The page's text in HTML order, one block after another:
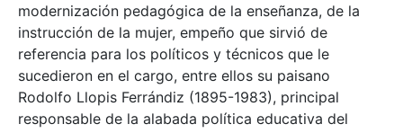
modernización pedagógica de la enseñanza, de la
instrucción de la mujer, empeño que sirvió de
referencia para los políticos y técnicos que le
sucedieron en el cargo, entre ellos su paisano
Rodolfo Llopis Ferrándiz (1895-1983), principal
responsable de la alabada política educativa del